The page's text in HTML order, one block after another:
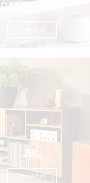
CAMBRIDGE
Scopri di più
JBL
Scopri di più